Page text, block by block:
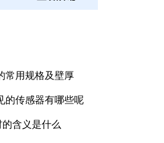
常用规格及壁厚
的传感器有哪些呢
的含义是什么